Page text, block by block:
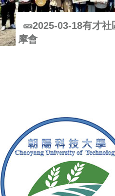
🥒2025-03-18有才社
摩會